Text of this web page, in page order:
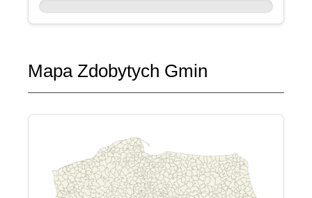
Mapa Zdobytych Gmin